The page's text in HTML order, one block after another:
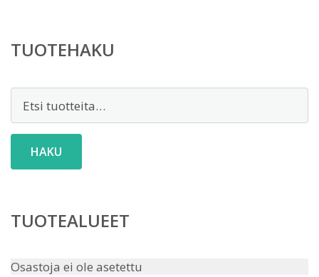
TUOTEHAKU
HAKU
TUOTEALUEET
Osastoja ei ole asetettu